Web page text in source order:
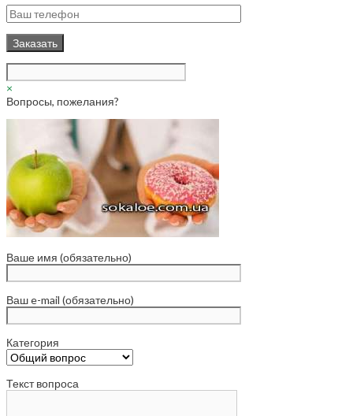
×
Вопросы, пожелания?
Ваше имя (обязательно)
Ваш e-mail (обязательно)
Категория
Текст вопроса